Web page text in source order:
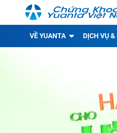
VỀ YUANTA DỊCH VỤ